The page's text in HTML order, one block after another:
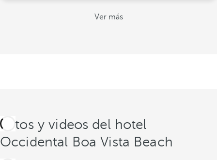
Ver más
Fotos y videos del hotel
Occidental Boa Vista Beach